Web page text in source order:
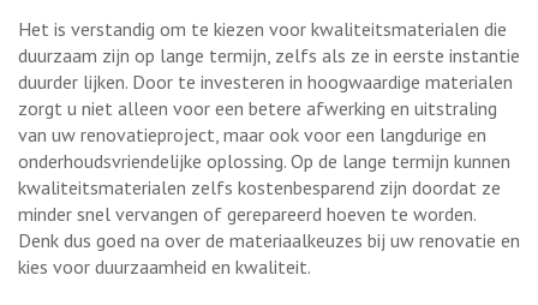
Het is verstandig om te kiezen voor kwaliteitsmaterialen die
duurzaam zijn op lange termijn, zelfs als ze in eerste instantie
duurder lijken. Door te investeren in hoogwaardige materialen
zorgt u niet alleen voor een betere afwerking en uitstraling
van uw renovatieproject, maar ook voor een langdurige en
onderhoudsvriendelijke oplossing. Op de lange termijn kunnen
kwaliteitsmaterialen zelfs kostenbesparend zijn doordat ze
minder snel vervangen of gerepareerd hoeven te worden.
Denk dus goed na over de materiaalkeuzes bij uw renovatie en
kies voor duurzaamheid en kwaliteit.